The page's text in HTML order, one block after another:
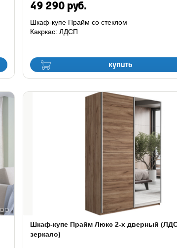
49 290 руб.
купить
Шкаф-купе Прайм со стеклом
Какркас: ЛДСП
Шкаф-купе Прайм Люкс 2-х дверный
зеркало)